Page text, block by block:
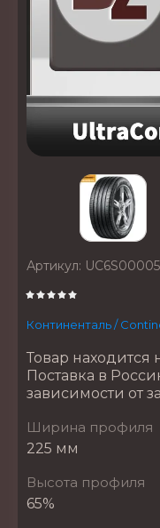
Артикул: UC6S00005
Континенталь /
Товар находится
Поставка в
зависимости от
Ширина профиля
225 мм
Высота профиля
65%